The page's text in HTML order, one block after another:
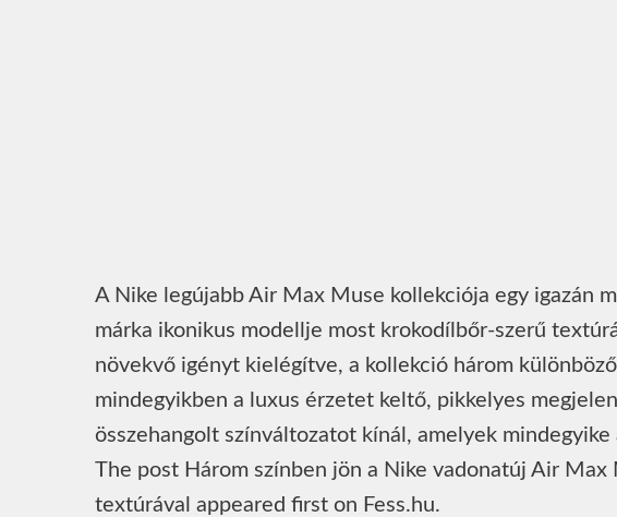
A Nike legújabb Air Max Muse kollekciója egy igazán
márka ikonikus modellje most krokodílbőr-szerű
növekvő igényt kielégítve, a kollekció három
mindegyikben a luxus érzetet keltő, pikkelyes
összehangolt színváltozatot kínál, amelyek
The post Három színben jön a Nike vadonatúj Air
textúrával appeared first on Fess.hu.